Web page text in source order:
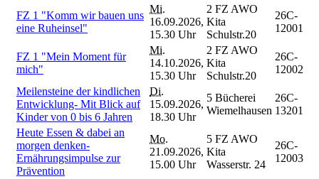
FZ 1 "Komm wir bauen uns
eine Ruheinsel"
Mi.
16.09.2026,
15.30 Uhr
2 FZ AWO
Kita
Schulstr.20
26C-
12001
FZ 1 "Mein Moment für
mich"
Mi.
14.10.2026,
15.30 Uhr
2 FZ AWO
Kita
Schulstr.20
26C-
12002
Meilensteine der kindlichen
Entwicklung- Mit Blick auf
Kinder von 0 bis 6 Jahren
Di.
15.09.2026,
18.30 Uhr
5 Bücherei
Wiemelhausen
26C-
13201
Heute Essen & dabei an
morgen denken-
Ernährungsimpulse zur
Prävention
Mo.
21.09.2026,
15.00 Uhr
5 FZ AWO
Kita
Wasserstr. 24
26C-
12003